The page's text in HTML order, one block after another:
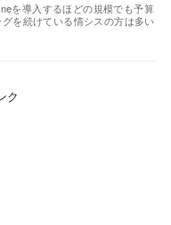
を導入するほどの規模でも予算
を続けている情シスの方は多い
ク